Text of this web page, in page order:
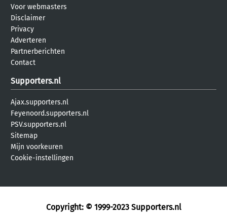
Voor webmasters
Disclaimer
Privacy
Adverteren
Partnerberichten
Contact
Supporters.nl
Ajax.supporters.nl
Feyenoord.supporters.nl
PSV.supporters.nl
Sitemap
Mijn voorkeuren
Cookie-instellingen
Copyright: © 1999-2023 Supporters.nl